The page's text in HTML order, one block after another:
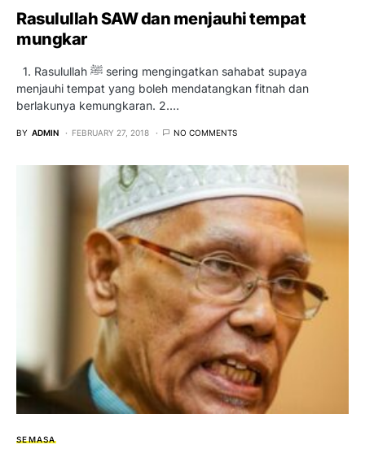
Rasulullah SAW dan menjauhi tempat
mungkar
1. Rasulullah ﷺ sering mengingatkan sahabat supaya
menjauhi tempat yang boleh mendatangkan fitnah dan
berlakunya kemungkaran. 2.…
BY ADMIN FEBRUARY 27, 2018 NO COMMENTS
SEMASA